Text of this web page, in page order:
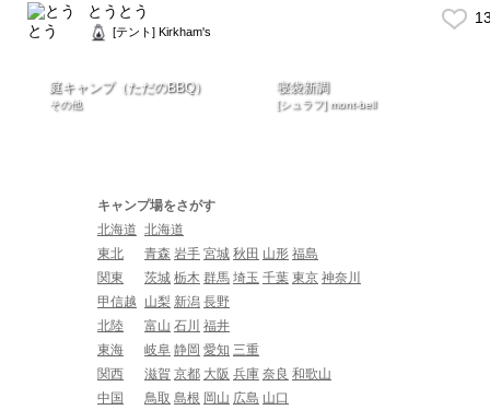
とうとう
[テント] Kirkham's
庭キャンプ（ただのBBQ）
その他
寝袋新調
[シュラフ] mont-bell
キャンプ場をさがす
北海道 北海道
東北
青森 岩手 宮城 秋田 山形 福島
関東
茨城 栃木 群馬 埼玉 千葉 東京 神奈川
甲信越
山梨 新潟 長野
北陸
富山 石川 福井
東海
岐阜 静岡 愛知 三重
関西
滋賀 京都 大阪 兵庫 奈良 和歌山
中国
鳥取 島根 岡山 広島 山口